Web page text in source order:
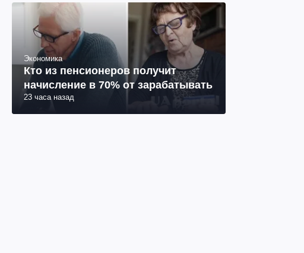
Экономика
Кто из пенсионеров получит
начисление в 70% от зарабатывать
23 часа назад